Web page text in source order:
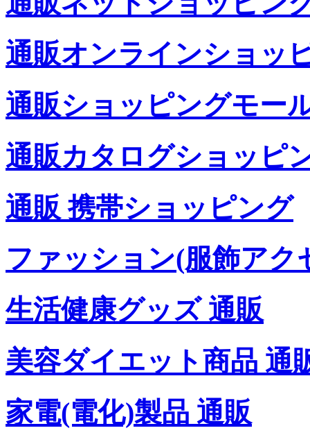
通販オンラインショッ
通販ショッピングモー
通販カタログショッピ
通販 携帯ショッピング
ファッション(服飾アク
生活健康グッズ 通販
美容ダイエット商品 通
家電(電化)製品 通販